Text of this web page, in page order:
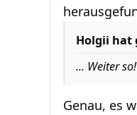
Holgii hat
... Weiter so!
Genau, es